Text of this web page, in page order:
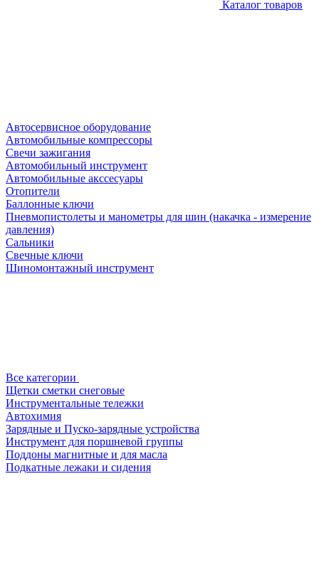
Каталог товаров
Автосервисное оборудование
Автомобильные компрессоры
Свечи зажигания
Автомобильный инструмент
Автомобильные акссесуары
Отопители
Баллонные ключи
Пневмопистолеты и манометры для шин (накачка - измерение
давления)
Сальники
Свечные ключи
Шиномонтажный инструмент
Все категории
Щетки сметки снеговые
Инструментальные тележки
Автохимия
Зарядные и Пуско-зарядные устройства
Инструмент для поршневой группы
Поддоны магнитные и для масла
Подкатные лежаки и сидения